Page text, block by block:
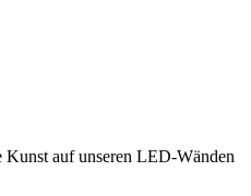
auf unseren LED-Wänden